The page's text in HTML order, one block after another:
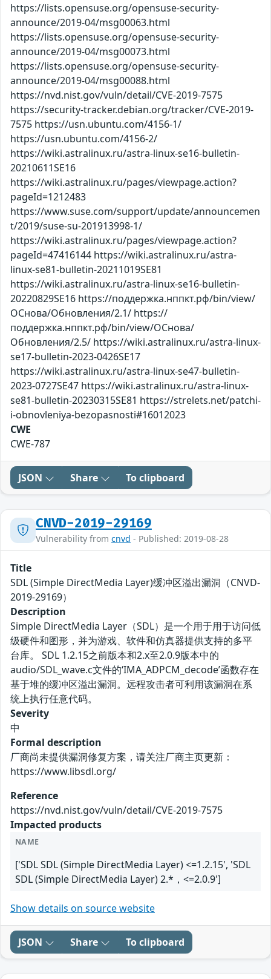
https://lists.opensuse.org/opensuse-security-
announce/2019-04/msg00063.html
https://lists.opensuse.org/opensuse-security-
announce/2019-04/msg00073.html
https://lists.opensuse.org/opensuse-security-
announce/2019-04/msg00088.html
https://nvd.nist.gov/vuln/detail/CVE-2019-7575
https://security-tracker.debian.org/tracker/CVE-2019-
7575 https://usn.ubuntu.com/4156-1/
https://usn.ubuntu.com/4156-2/
https://wiki.astralinux.ru/astra-linux-se16-bulletin-
20210611SE16
https://wiki.astralinux.ru/pages/viewpage.action?
pageId=1212483
https://www.suse.com/support/update/announcemen
t/2019/suse-su-201913998-1/
https://wiki.astralinux.ru/pages/viewpage.action?
pageId=47416144 https://wiki.astralinux.ru/astra-
linux-se81-bulletin-20211019SE81
https://wiki.astralinux.ru/astra-linux-se16-bulletin-
20220829SE16 https://поддержка.нппкт.рф/bin/view/
ОСнова/Обновления/2.1/ https://
поддержка.нппкт.рф/bin/view/ОСнова/
Обновления/2.5/ https://wiki.astralinux.ru/astra-linux-
se17-bulletin-2023-0426SE17
https://wiki.astralinux.ru/astra-linux-se47-bulletin-
2023-0727SE47 https://wiki.astralinux.ru/astra-linux-
se81-bulletin-20230315SE81 https://strelets.net/patchi-
i-obnovleniya-bezopasnosti#16012023
CWE
CWE-787
JSON Share To clipboard
CNVD-2019-29169
Vulnerability from cnvd - Published: 2019-08-28
Title
SDL (Simple DirectMedia Layer)缓冲区溢出漏洞（CNVD-
2019-29169）
Description
Simple DirectMedia Layer（SDL）是一个用于用于访问低
级硬件和图形，并为游戏、软件和仿真器提供支持的多平
台库。 SDL 1.2.15之前版本和2.x至2.0.9版本中的
audio/SDL_wave.c文件的‘IMA_ADPCM_decode’函数存在
基于堆的缓冲区溢出漏洞。远程攻击者可利用该漏洞在系
统上执行任意代码。
Severity
中
Formal description
厂商尚未提供漏洞修复方案，请关注厂商主页更新：
https://www.libsdl.org/
Reference
https://nvd.nist.gov/vuln/detail/CVE-2019-7575
Impacted products
NAME
['SDL SDL (Simple DirectMedia Layer) <=1.2.15', 'SDL
SDL (Simple DirectMedia Layer) 2.*，<=2.0.9']
Show details on source website
JSON Share To clipboard